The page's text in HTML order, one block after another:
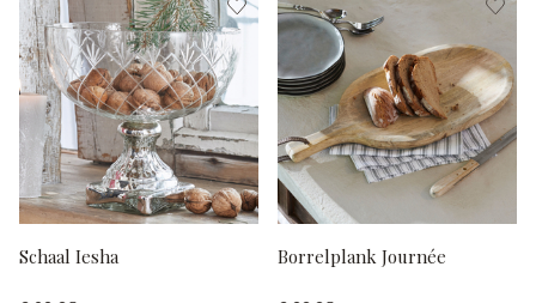
Schaal Iesha Borrelplank Journée